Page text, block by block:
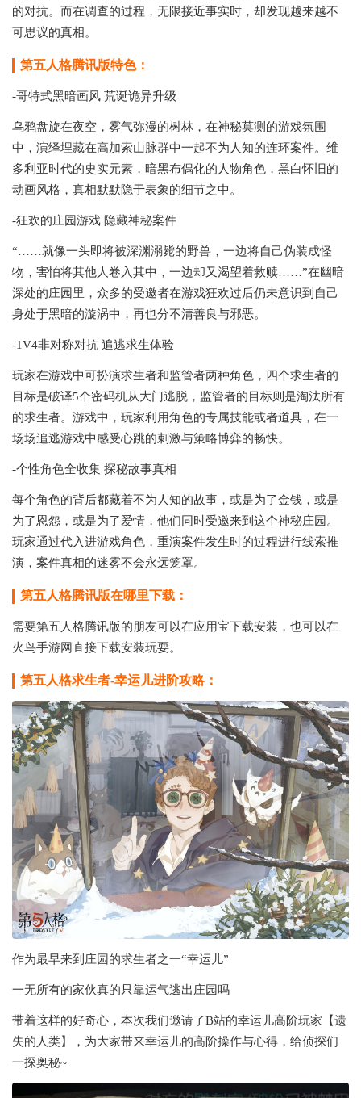
的对抗。而在调查的过程，无限接近事实时，却发现越来越不
可思议的真相。
第五人格腾讯版特色：
-哥特式黑暗画风 荒诞诡异升级
乌鸦盘旋在夜空，雾气弥漫的树林，在神秘莫测的游戏氛围
中，演绎埋藏在高加索山脉群中一起不为人知的连环案件。维
多利亚时代的史实元素，暗黑布偶化的人物角色，黑白怀旧的
动画风格，真相默默隐于表象的细节之中。
-狂欢的庄园游戏 隐藏神秘案件
“……就像一头即将被深渊溺毙的野兽，一边将自己伪装成怪
物，害怕将其他人卷入其中，一边却又渴望着救赎……”在幽暗
深处的庄园里，众多的受邀者在游戏狂欢过后仍未意识到自己
身处于黑暗的漩涡中，再也分不清善良与邪恶。
-1V4非对称对抗 追逃求生体验
玩家在游戏中可扮演求生者和监管者两种角色，四个求生者的
目标是破译5个密码机从大门逃脱，监管者的目标则是淘汰所有
的求生者。游戏中，玩家利用角色的专属技能或者道具，在一
场场追逃游戏中感受心跳的刺激与策略博弈的畅快。
-个性角色全收集 探秘故事真相
每个角色的背后都藏着不为人知的故事，或是为了金钱，或是
为了恩怨，或是为了爱情，他们同时受邀来到这个神秘庄园。
玩家通过代入进游戏角色，重演案件发生时的过程进行线索推
演，案件真相的迷雾不会永远笼罩。
第五人格腾讯版在哪里下载：
需要第五人格腾讯版的朋友可以在应用宝下载安装，也可以在
火鸟手游网直接下载安装玩耍。
第五人格求生者-幸运儿进阶攻略：
作为最早来到庄园的求生者之一“幸运儿”
一无所有的家伙真的只靠运气逃出庄园吗
带着这样的好奇心，本次我们邀请了B站的幸运儿高阶玩家【遗
失的人类】，为大家带来幸运儿的高阶操作与心得，给侦探们
一探奥秘~